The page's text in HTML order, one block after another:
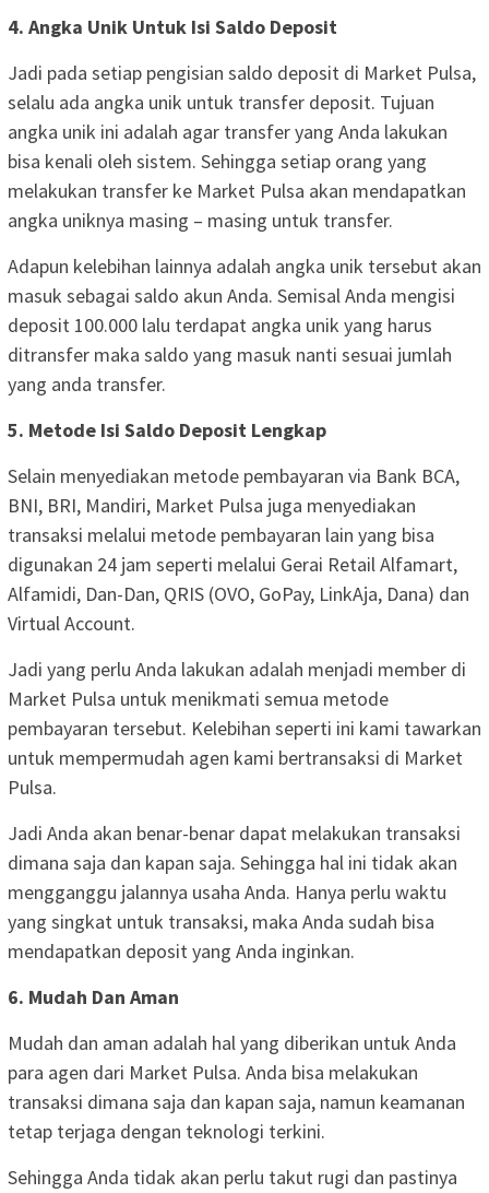
4. Angka Unik Untuk Isi Saldo Deposit
Jadi pada setiap pengisian saldo deposit di Market Pulsa,
selalu ada angka unik untuk transfer deposit. Tujuan
angka unik ini adalah agar transfer yang Anda lakukan
bisa kenali oleh sistem. Sehingga setiap orang yang
melakukan transfer ke Market Pulsa akan mendapatkan
angka uniknya masing – masing untuk transfer.
Adapun kelebihan lainnya adalah angka unik tersebut akan
masuk sebagai saldo akun Anda. Semisal Anda mengisi
deposit 100.000 lalu terdapat angka unik yang harus
ditransfer maka saldo yang masuk nanti sesuai jumlah
yang anda transfer.
5. Metode Isi Saldo Deposit Lengkap
Selain menyediakan metode pembayaran via Bank BCA,
BNI, BRI, Mandiri, Market Pulsa juga menyediakan
transaksi melalui metode pembayaran lain yang bisa
digunakan 24 jam seperti melalui Gerai Retail Alfamart,
Alfamidi, Dan-Dan, QRIS (OVO, GoPay, LinkAja, Dana) dan
Virtual Account.
Jadi yang perlu Anda lakukan adalah menjadi member di
Market Pulsa untuk menikmati semua metode
pembayaran tersebut. Kelebihan seperti ini kami tawarkan
untuk mempermudah agen kami bertransaksi di Market
Pulsa.
Jadi Anda akan benar-benar dapat melakukan transaksi
dimana saja dan kapan saja. Sehingga hal ini tidak akan
mengganggu jalannya usaha Anda. Hanya perlu waktu
yang singkat untuk transaksi, maka Anda sudah bisa
mendapatkan deposit yang Anda inginkan.
6. Mudah Dan Aman
Mudah dan aman adalah hal yang diberikan untuk Anda
para agen dari Market Pulsa. Anda bisa melakukan
transaksi dimana saja dan kapan saja, namun keamanan
tetap terjaga dengan teknologi terkini.
Sehingga Anda tidak akan perlu takut rugi dan pastinya